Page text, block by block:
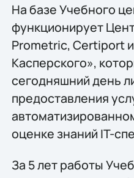
На базе Учебного
функционирует
Prometric, Certiport
Касперского»,
сегодняшний день
предоставления
оценке знаний IT-
За 5 лет работы